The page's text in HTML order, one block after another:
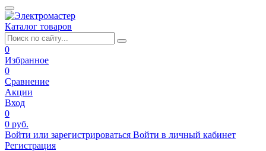
Каталог товаров
0
Избранное
0
Сравнение
Акции
Вход
0
0 руб.
Войти или зарегистрироваться Войти в личный кабинет
Регистрация